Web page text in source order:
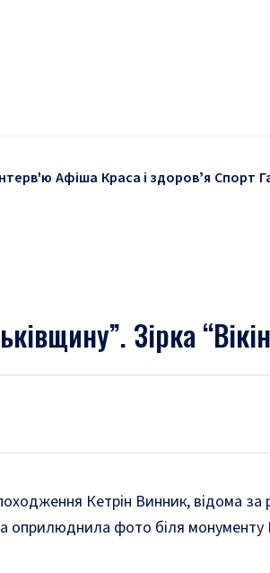
Афіша Краса і здоровʼя Спорт
Зірка
Кетрін Винник, відома за
оприлюднила фото біля монументу